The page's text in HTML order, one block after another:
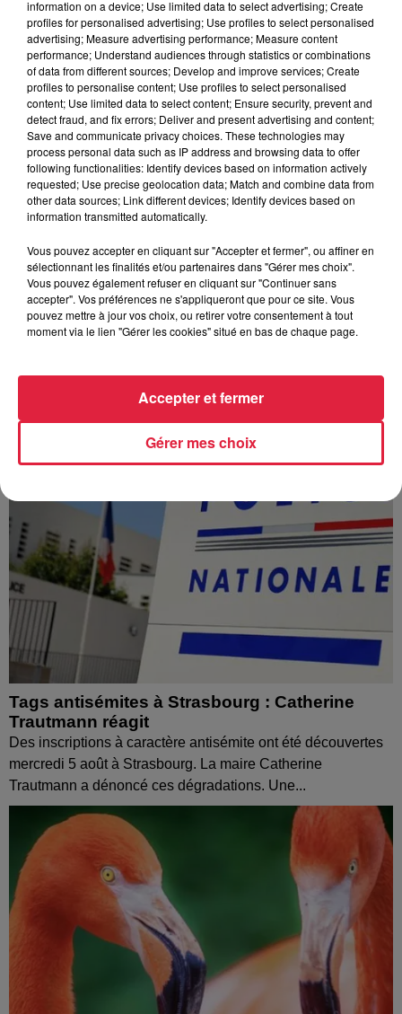
À Hoerdt, de l’eau brune sort des robinets
Depuis plusieurs jours, des habitants de Hoerdt ont vu de
nombreuses interrogations, la municipalité a pris...
Tags antisémites à Strasbourg : Catherine
Trautmann réagit
Des inscriptions à caractère antisémite ont été découvertes
mercredi 5 août à Strasbourg. La maire Catherine
Trautmann a dénoncé ces dégradations. Une...
information on a device; Use limited data to select advertising; Create
profiles for personalised advertising; Use profiles to select personalised
advertising; Measure advertising performance; Measure content
performance; Understand audiences through statistics or combinations
of data from different sources; Develop and improve services; Create
profiles to personalise content; Use profiles to select personalised
content; Use limited data to select content; Ensure security, prevent and
detect fraud, and fix errors; Deliver and present advertising and content;
Save and communicate privacy choices. These technologies may
process personal data such as IP address and browsing data to offer
following functionalities: Identify devices based on information actively
requested; Use precise geolocation data; Match and combine data from
other data sources; Link different devices; Identify devices based on
information transmitted automatically.
Vous pouvez accepter en cliquant sur "Accepter et fermer", ou affiner en
sélectionnant les finalités et/ou partenaires dans "Gérer mes choix".
Vous pouvez également refuser en cliquant sur "Continuer sans
accepter". Vos préférences ne s'appliqueront que pour ce site. Vous
pouvez mettre à jour vos choix, ou retirer votre consentement à tout
moment via le lien "Gérer les cookies" situé en bas de chaque page.
Gérer mes choix
Accepter et fermer